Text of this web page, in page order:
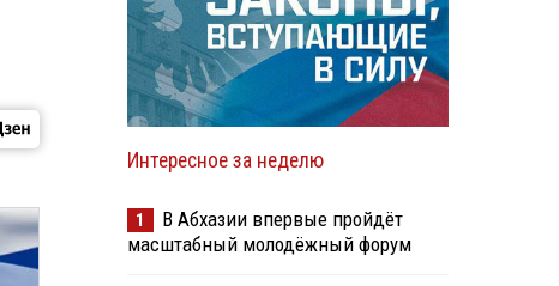
Интересное за неделю
1
В Абхазии впервые пройдёт
масштабный молодёжный форум